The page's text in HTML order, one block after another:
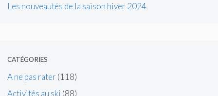
Les nouveautés de la saison hiver 2024
CATÉGORIES
A ne pas rater (118)
Activités au ski (88)